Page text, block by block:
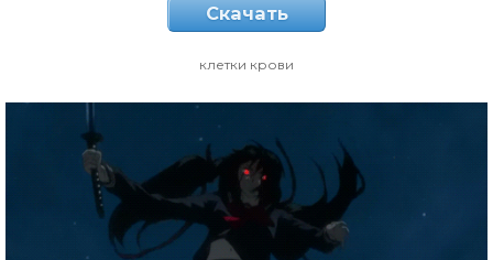
Скачать
клетки крови